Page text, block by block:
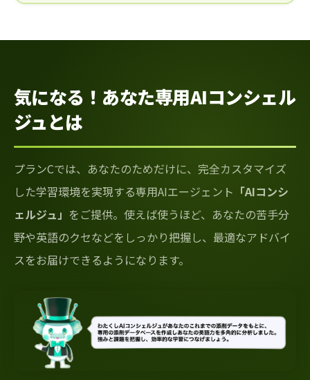
気になる！あなた専用AIコンシェル
ジュとは
プランCでは、あなたのためだけに、完全カスタマイズ
した学習環境を実現する専用AIエージェント 「AIコンシ
ェルジュ」 をご提供。使えば使うほど、あなたの苦手分
野や英語のクセなどをしっかり把握し、最適なアドバイ
スをお届けできるようになります。